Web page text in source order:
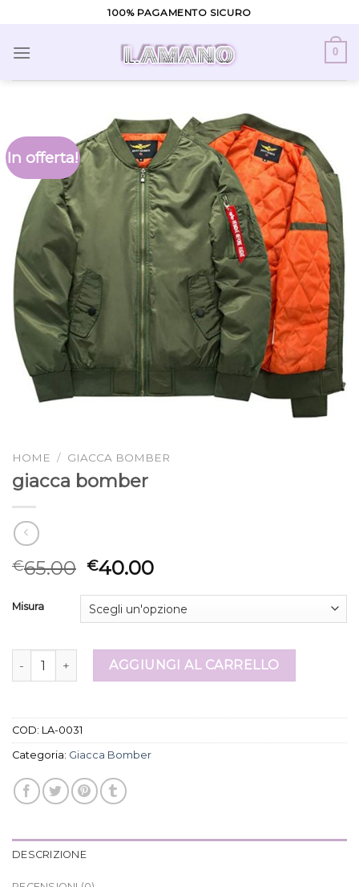
content
100% PAGAMENTO SICURO
0
In offerta!
HOME / GIACCA BOMBER
giacca bomber
€65.00 €40.00
Misura
giacca bomber quantitàAGGIUNGI AL CARRELLO
COD: LA-0031
Categoria: Giacca Bomber
DESCRIZIONE